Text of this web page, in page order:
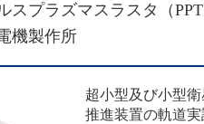
術実証４
スプラズマスラスタ（
機製作所
超小型及び小型
推進装置の軌道